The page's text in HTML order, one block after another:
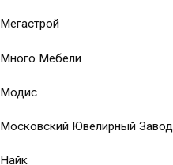
Мегастрой
Много Мебели
Модис
Московский Ювелирный Завод
Найк